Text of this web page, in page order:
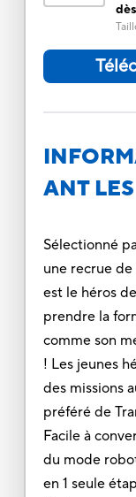
ANT
Sélectionné
une recrue
est le héros
prendre la
comme son
! Les jeunes
des missions
préféré de
Facile à
du mode
en 1 seule